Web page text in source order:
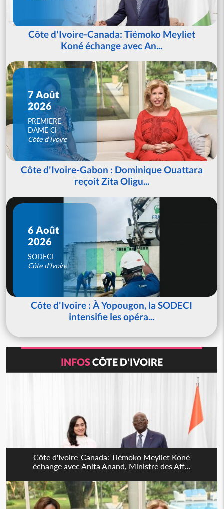
Côte d'Ivoire-Canada: Tiémoko Meyliet
Koné échange avec An...
7 Août
2026
PREMIERE
DAME CI
Côte d'Ivoire
Côte d'Ivoire-Gabon : Dominique Ouattara
reçoit Zita Oligu...
6 Août
2026
SODECI
Côte d'Ivoire
Côte d'Ivoire : À Yopougon, la SODECI
intensifie les opéra...
INFOSCÔTE D'IVOIRE
Côte d'Ivoire-Canada: Tiémoko Meyliet Koné
échange avec Anita Anand, Ministre des Aff...